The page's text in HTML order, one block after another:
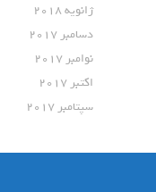
ژانویه 2018
دسامبر 2017
نوامبر 2017
اکتبر 2017
سپتامبر 2017